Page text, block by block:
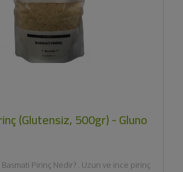
(Glutensiz, 500gr) - Gluno
Pirinç Nedir? . Uzun ve ince pirinç